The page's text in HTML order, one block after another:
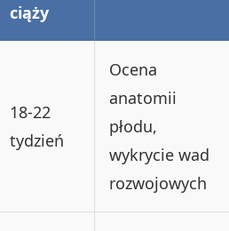
ciąży
18-22
tydzień
Ocena
anatomii
płodu,
wykrycie wad
rozwojowych